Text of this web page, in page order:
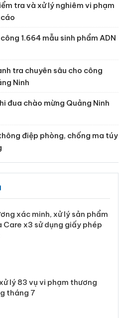
tra và xử lý nghiêm vi phạm
1.664 mẫu sinh phẩm ADN
tra chuyên sâu cho công
Ninh
đua chào mừng Quảng Ninh
điệp phòng, chống ma túy
xác minh, xử lý sản phẩm
Care x3 sử dụng giấy phép
lý 83 vụ vi phạm thương
tháng 7